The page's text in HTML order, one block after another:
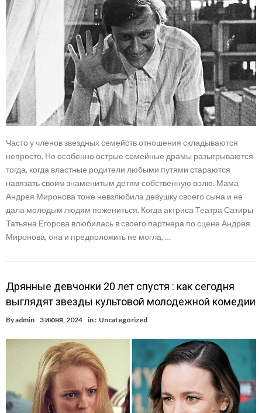
Часто у членов звездных семейств отношения складываются
непросто. Но особенно острые семейные драмы разыгрываются
тогда, когда властные родители любыми путями стараются
навязать своим знаменитым детям собственную волю. Мама
Андрея Миронова тоже невзлюбила девушку своего сына и не
дала молодым людям пожениться. Когда актриса Театра Сатиры
Татьяна Егорова влюбилась в своего партнера по сцене Андрея
Миронова, она и предположить не могла, …
Дрянные девчонки 20 лет спустя : как сегодня
выглядят звезды культовой молодежной комедии
Byadmin 3 июня, 2024 in : Uncategorized